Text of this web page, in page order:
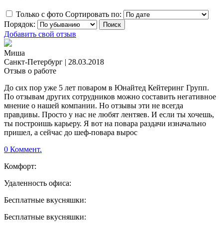
Только с фото Сортировать по:
Порядок:
Добавить свой отзыв
Миша
Санкт-Петербург | 28.03.2018
Отзыв о работе
До сих пор уже 5 лет поваром в Юнайтед Кейтеринг Групп.
По отзывам других сотрудников можно составить негативное
мнение о нашей компании. Но отзывы эти не всегда
правдивы. Просто у нас не любят лентяев. И если ты хочешь,
ты построишь карьеру. Я вот на повара раздачи изначально
пришел, а сейчас до шеф-повара вырос
0 Коммент.
Комфорт:
Удаленность офиса:
Бесплатные вкусняшки:
Бесплатные вкусняшки: